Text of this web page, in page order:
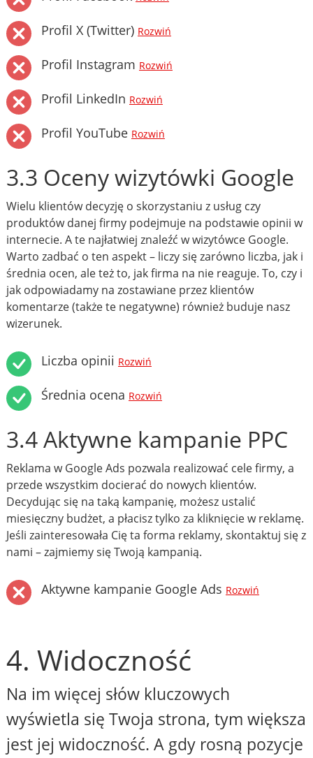
Profil X (Twitter) Rozwiń
Profil Instagram Rozwiń
Profil LinkedIn Rozwiń
Profil YouTube Rozwiń
3.3 Oceny wizytówki Google
Wielu klientów decyzję o skorzystaniu z usług czy
produktów danej firmy podejmuje na podstawie opinii w
internecie. A te najłatwiej znaleźć w wizytówce Google.
Warto zadbać o ten aspekt – liczy się zarówno liczba, jak i
średnia ocen, ale też to, jak firma na nie reaguje. To, czy i
jak odpowiadamy na zostawiane przez klientów
komentarze (także te negatywne) również buduje nasz
wizerunek.
Liczba opinii Rozwiń
Średnia ocena Rozwiń
3.4 Aktywne kampanie PPC
Reklama w Google Ads pozwala realizować cele firmy, a
przede wszystkim docierać do nowych klientów.
Decydując się na taką kampanię, możesz ustalić
miesięczny budżet, a płacisz tylko za kliknięcie w reklamę.
Jeśli zainteresowała Cię ta forma reklamy, skontaktuj się z
nami – zajmiemy się Twoją kampanią.
Aktywne kampanie Google Ads Rozwiń
4. Widoczność
Na im więcej słów kluczowych
wyświetla się Twoja strona, tym większa
jest jej widoczność. A gdy rosną pozycje